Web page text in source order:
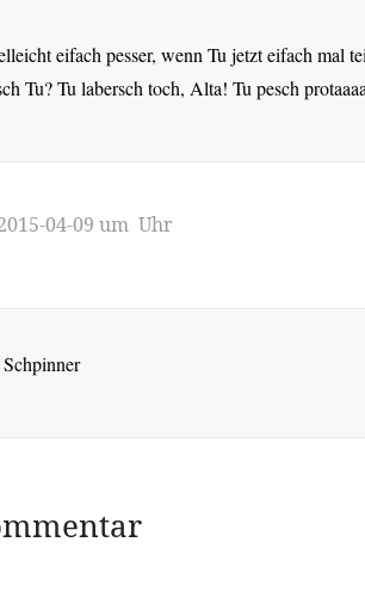
eifach pesser, wenn Tu jetzt eifach mal
Tu? Tu labersch toch, Alta! Tu pesch
04-09 um Uhr